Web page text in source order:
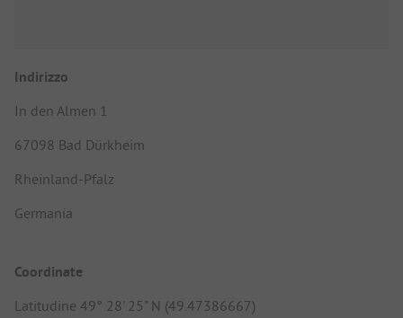
Indirizzo
In den Almen 1
67098 Bad Dürkheim
Rheinland-Pfalz
Germania
Coordinate
Latitudine 49° 28' 25" N (49.47386667)